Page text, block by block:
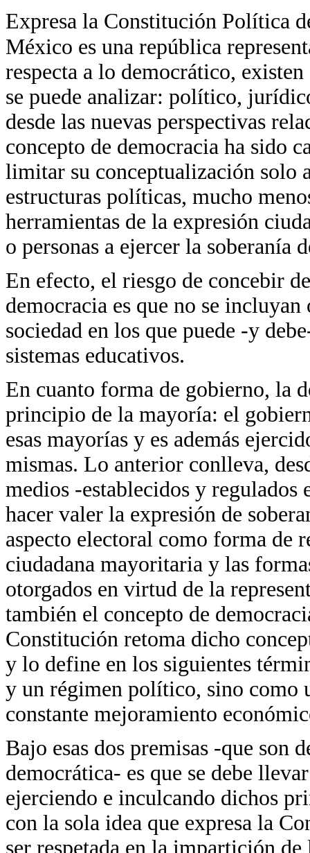
Expresa la Constitución Política
México es una república
respecta a lo democrático,
se puede analizar: político,
desde las nuevas perspectivas
concepto de democracia ha sido
limitar su conceptualización solo
estructuras políticas, mucho
herramientas de la expresión
o personas a ejercer la soberanía
En efecto, el riesgo de concebir
democracia es que no se
sociedad en los que puede -y
sistemas educativos.
En cuanto forma de gobierno, la
principio de la mayoría: el
esas mayorías y es además
mismas. Lo anterior conlleva,
medios -establecidos y
hacer valer la expresión de
aspecto electoral como forma de
ciudadana mayoritaria y las
otorgados en virtud de la
también el concepto de
Constitución retoma dicho
y lo define en los siguientes
y un régimen político, sino como
constante mejoramiento
Bajo esas dos premisas -que son
democrática- es que se debe
ejerciendo e inculcando dichos
con la sola idea que expresa la
ser respetada en la impartición